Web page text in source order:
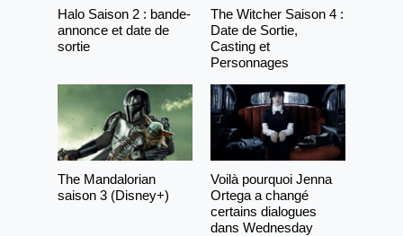
Halo Saison 2 : bande-
annonce et date de
sortie
The Witcher Saison 4 :
Date de Sortie,
Casting et
Personnages
The Mandalorian
saison 3 (Disney+)
Voilà pourquoi Jenna
Ortega a changé
certains dialogues
dans Wednesday